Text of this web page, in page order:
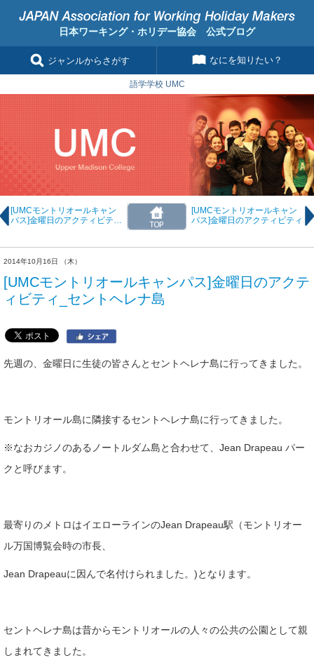
日本ワーキング・ホリデー協会 公式ブログ
ジャンルからさがす なにを知りたい？
語学学校 UMC
[UMCモントリオールキャン
パス]金曜日のアクティビティ
[UMCモントリオールキャン
パス]金曜日のアクティビティ
2014年10月16日 （木）
[UMCモントリオールキャンパス]金曜日のアクテ
ィビティ_セントヘレナ島
先週の、金曜日に生徒の皆さんとセントヘレナ島に行ってきました。
モントリオール島に隣接するセントヘレナ島に行ってきました。
※なおカジノのあるノートルダム島と合わせて、Jean Drapeau パー
クと呼びます。
最寄りのメトロはイエローラインのJean Drapeau駅（モントリオー
ル万国博覧会時の市長、
Jean Drapeauに因んで名付けられました。)となります。
セントヘレナ島は昔からモントリオールの人々の公共の公園として親
しまれてきました。